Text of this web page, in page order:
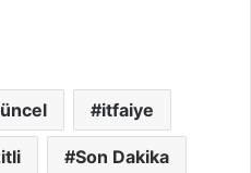
itfaiye
Son Dakika